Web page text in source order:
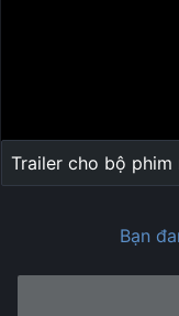
Trailer cho bộ phim
Bạn